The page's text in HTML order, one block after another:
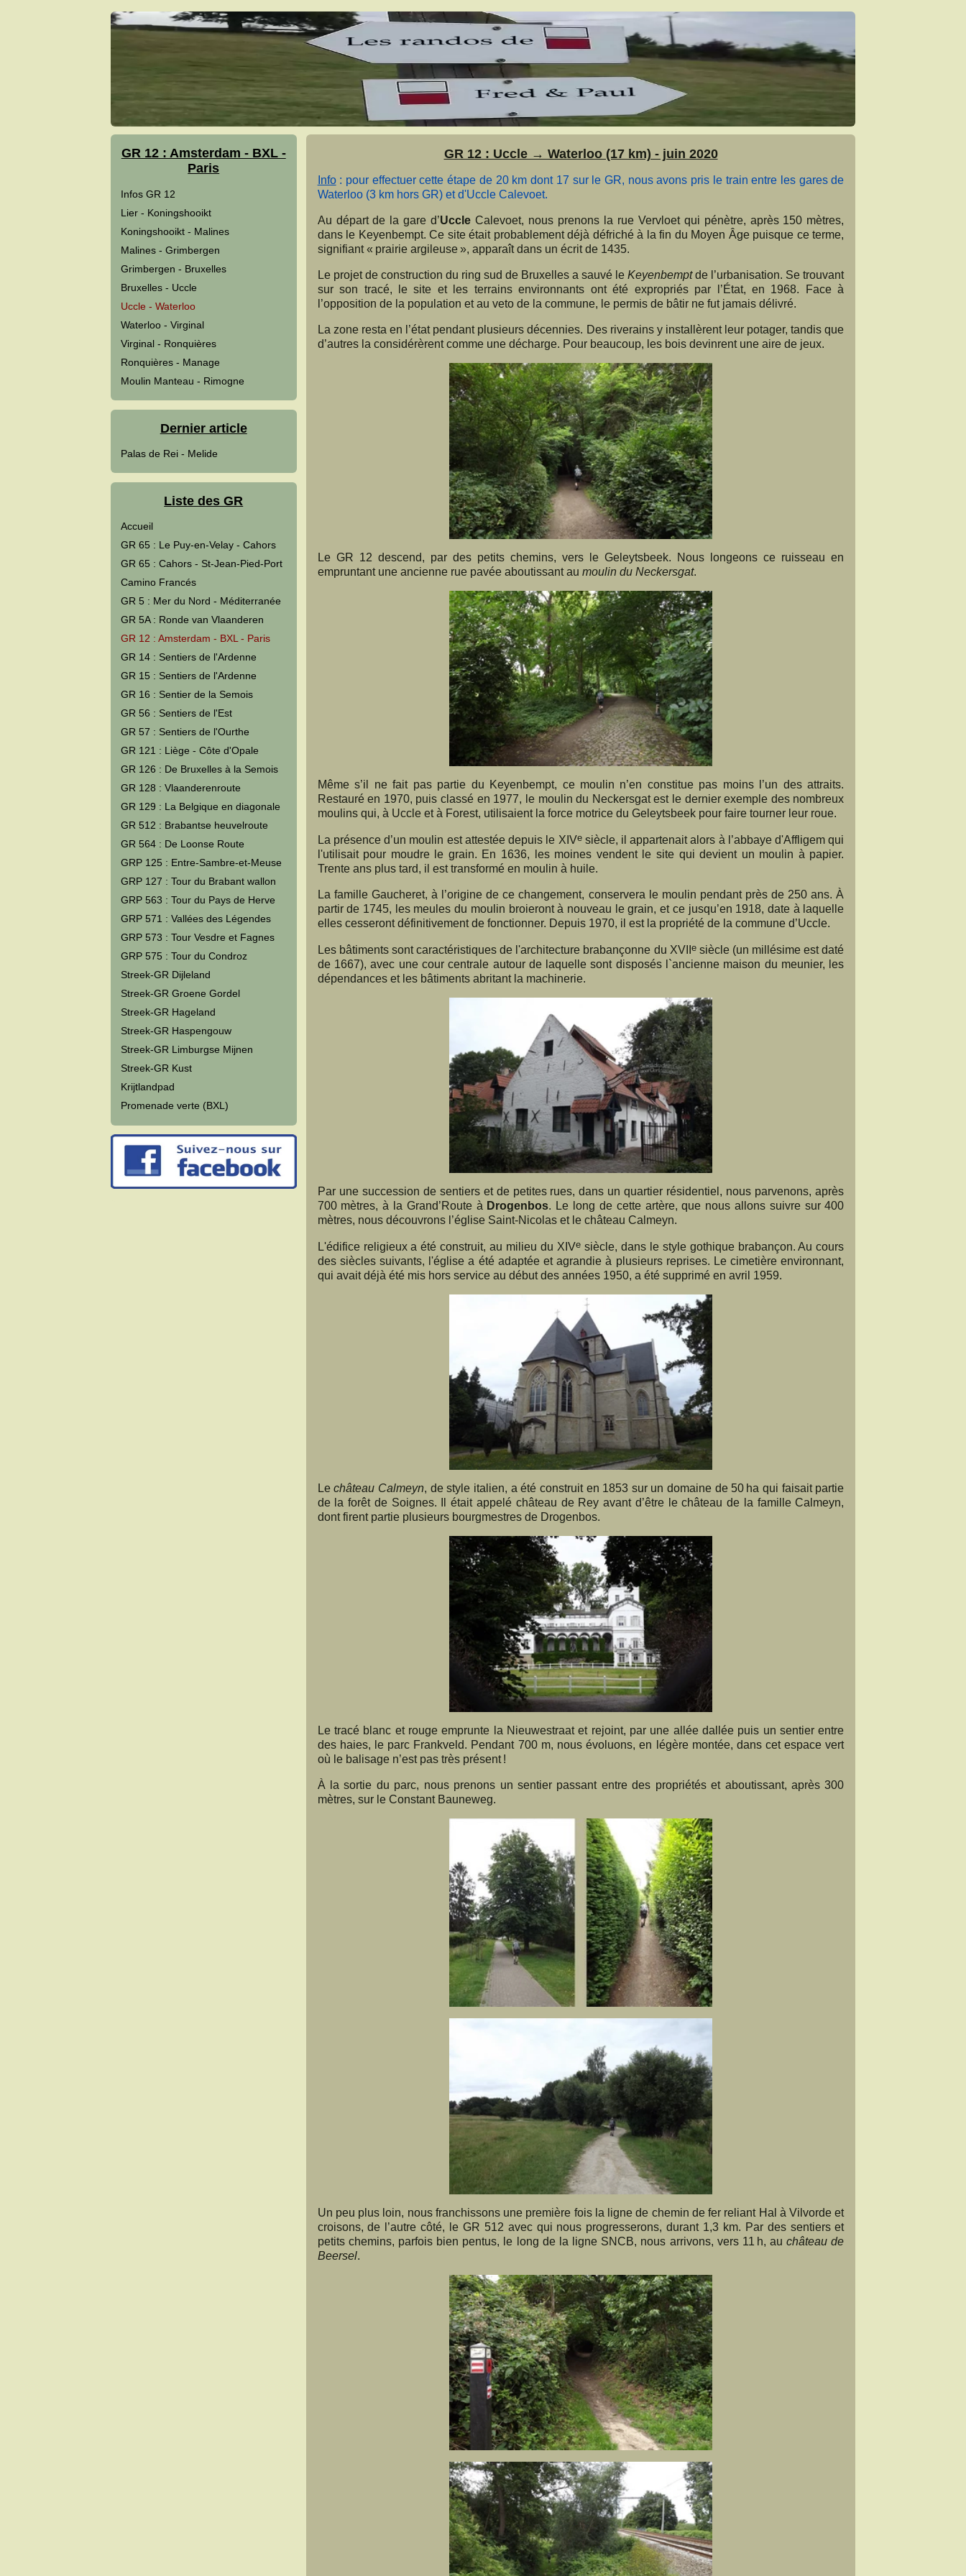
GR 12 : Amsterdam - BXL -
Paris
Infos GR 12
Lier - Koningshooikt
Koningshooikt - Malines
Malines - Grimbergen
Grimbergen - Bruxelles
Bruxelles - Uccle
Uccle - Waterloo
Waterloo - Virginal
Virginal - Ronquières
Ronquières - Manage
Moulin Manteau - Rimogne
Dernier article
Palas de Rei - Melide
Liste des GR
Accueil
GR 65 : Le Puy-en-Velay - Cahors
GR 65 : Cahors - St-Jean-Pied-Port
Camino Francés
GR 5 : Mer du Nord - Méditerranée
GR 5A : Ronde van Vlaanderen
GR 12 : Amsterdam - BXL - Paris
GR 14 : Sentiers de l'Ardenne
GR 15 : Sentiers de l'Ardenne
GR 16 : Sentier de la Semois
GR 56 : Sentiers de l'Est
GR 57 : Sentiers de l'Ourthe
GR 121 : Liège - Côte d'Opale
GR 126 : De Bruxelles à la Semois
GR 128 : Vlaanderenroute
GR 129 : La Belgique en diagonale
GR 512 : Brabantse heuvelroute
GR 564 : De Loonse Route
GRP 125 : Entre-Sambre-et-Meuse
GRP 127 : Tour du Brabant wallon
GRP 563 : Tour du Pays de Herve
GRP 571 : Vallées des Légendes
GRP 573 : Tour Vesdre et Fagnes
GRP 575 : Tour du Condroz
Streek-GR Dijleland
Streek-GR Groene Gordel
Streek-GR Hageland
Streek-GR Haspengouw
Streek-GR Limburgse Mijnen
Streek-GR Kust
Krijtlandpad
Promenade verte (BXL)
GR 12 : Uccle → Waterloo (17 km) - juin 2020
Info: pour effectuer cette étape de 20 km dont 17 sur le GR, nous avons pris le train entre les gares de
Waterloo (3 km hors GR) et d'Uccle Calevoet.
Au départ de la gare d’Uccle Calevoet, nous prenons la rue Vervloet qui pénètre, après 150 mètres,
dans le Keyenbempt. Ce site était probablement déjà défriché à la fin du Moyen Âge puisque ce terme,
signifiant « prairie argileuse », apparaît dans un écrit de 1435.
Le projet de construction du ring sud de Bruxelles a sauvé leKeyenbemptde l’urbanisation. Se trouvant
sur son tracé, le site et les terrains environnants ont été expropriés par l’État, en 1968. Face à
l’opposition de la population et au veto de la commune, le permis de bâtir ne fut jamais délivré.
La zone resta en l’état pendant plusieurs décennies. Des riverains y installèrent leur potager, tandis que
d’autres la considérèrent comme une décharge. Pour beaucoup, les bois devinrent une aire de jeux.
Le GR 12 descend, par des petits chemins, vers le Geleytsbeek. Nous longeons ce ruisseau en
empruntant une ancienne rue pavée aboutissant au moulin du Neckersgat.
Même s’il ne fait pas partie du Keyenbempt, ce moulin n’en constitue pas moins l’un des attraits.
Restauré en 1970, puis classé en 1977, le moulin du Neckersgat est le dernier exemple des nombreux
moulins qui, à Uccle et à Forest, utilisaient la force motrice du Geleytsbeek pour faire tourner leur roue.
La présence d’un moulin est attestée depuis le XIVesiècle, il appartenait alors à l’abbaye d'Affligem qui
l'utilisait pour moudre le grain. En 1636, les moines vendent le site qui devient un moulin à papier.
Trente ans plus tard, il est transformé en moulin à huile.
La famille Gaucheret, à l’origine de ce changement, conservera le moulin pendant près de 250 ans. À
partir de 1745, les meules du moulin broieront à nouveau le grain, et ce jusqu’en 1918, date à laquelle
elles cesseront définitivement de fonctionner. Depuis 1970, il est la propriété de la commune d’Uccle.
Les bâtiments sont caractéristiques de l'architecture brabançonne du XVII esiècle (un millésime est daté
de 1667), avec une cour centrale autour de laquelle sont disposés l`ancienne maison du meunier, les
dépendances et les bâtiments abritant la machinerie.
Par une succession de sentiers et de petites rues, dans un quartier résidentiel, nous parvenons, après
700 mètres, à la Grand’Route à Drogenbos. Le long de cette artère, que nous allons suivre sur 400
mètres, nous découvrons l’église Saint-Nicolas et le château Calmeyn.
L'édifice religieux a été construit, au milieu du XIVe siècle, dans le style gothique brabançon. Au cours
des siècles suivants, l'église a été adaptée et agrandie à plusieurs reprises. Le cimetière environnant,
qui avait déjà été mis hors service au début des années 1950, a été supprimé en avril 1959.
Lechâteau Calmeyn, de style italien, a été construit en 1853 sur un domaine de 50 ha qui faisait partie
de la forêt de Soignes. Il était appelé château de Rey avant d’être le château de la famille Calmeyn,
dont firent partie plusieurs bourgmestres de Drogenbos.
Le tracé blanc et rouge emprunte la Nieuwestraat et rejoint, par une allée dallée puis un sentier entre
des haies, le parc Frankveld. Pendant 700 m, nous évoluons, en légère montée, dans cet espace vert
où le balisage n’est pas très présent !
À la sortie du parc, nous prenons un sentier passant entre des propriétés et aboutissant, après 300
mètres, sur le Constant Bauneweg.
Un peu plus loin, nous franchissons une première fois la ligne de chemin de fer reliant Hal à Vilvorde et
croisons, de l’autre côté, le GR 512 avec qui nous progresserons, durant 1,3 km. Par des sentiers et
petits chemins, parfois bien pentus, le long de la ligne SNCB, nous arrivons, vers 11 h, auchâteau de
Beersel.